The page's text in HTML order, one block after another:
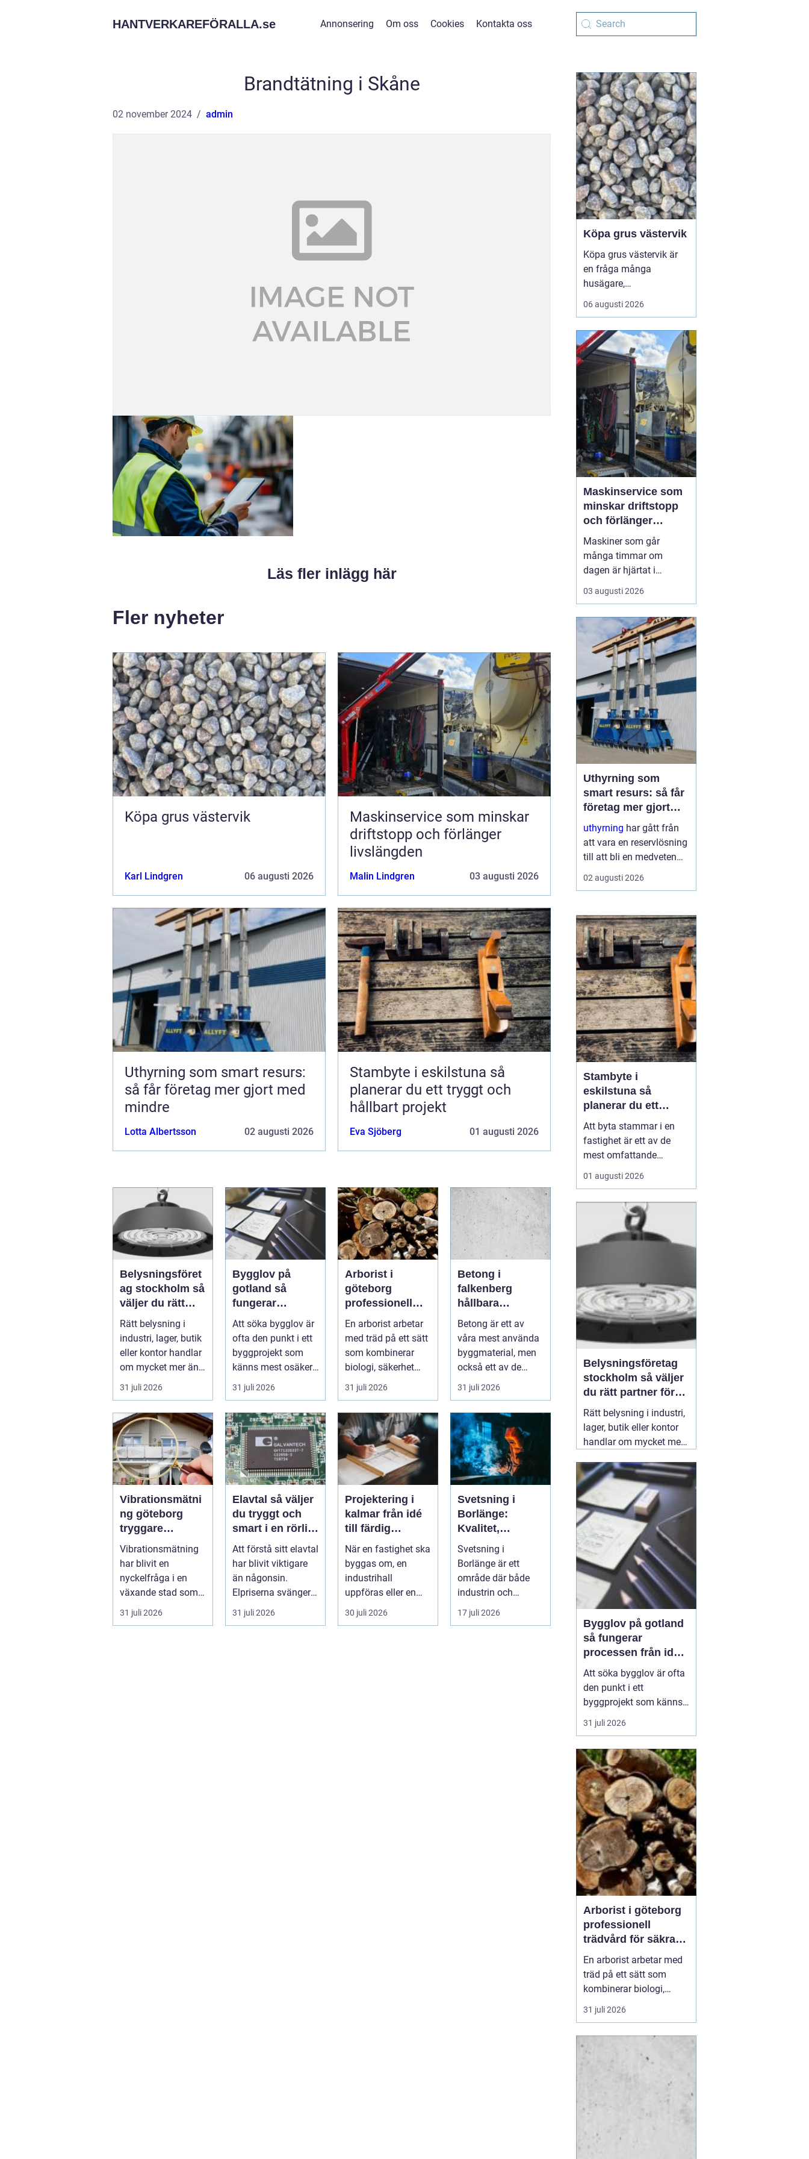
HANTVERKAREFÖRALLA.se Annonsering Om oss Cookies Kontakta oss
Brandtätning i Skåne
02 november 2024 admin
Läs fler inlägg här
Fler nyheter
Köpa grus västervik
Karl Lindgren 06 augusti 2026
Maskinservice som minskar
driftstopp och förlänger
livslängden
Malin Lindgren 03 augusti 2026
Uthyrning som smart resurs:
så får företag mer gjort med
mindre
Lotta Albertsson 02 augusti 2026
Stambyte i eskilstuna så
planerar du ett tryggt och
hållbart projekt
Eva Sjöberg 01 augusti 2026
Belysningsföret
ag stockholm så
väljer du rätt
partner för
professionell
ljussättning
Rätt belysning i
industri, lager, butik
eller kontor handlar
om mycket mer än
att bara få det
ljust....
31 juli 2026
Bygglov på
gotland så
fungerar
processen från
idé till godkänt
beslut
Att söka bygglov är
ofta den punkt i ett
byggprojekt som
känns mest osäker.
Frågorna hopar sig:
vilk...
31 juli 2026
Arborist i
göteborg
professionell
trädvård för
säkra och friska
En arborist arbetar
med träd på ett sätt
som kombinerar
biologi, säkerhet
och hantverk. I en
stad so...
31 juli 2026
Betong i
falkenberg
hållbara
lösningar för
grund, golv och
utemiljö
Betong är ett av
våra mest använda
byggmaterial, men
också ett av de
mest
missförstådda.
Många tänke...
31 juli 2026
Vibrationsmätni
ng göteborg
tryggare
markarbeten i
tät stadsmiljö
Vibrationsmätning
har blivit en
nyckelfråga i en
växande stad som
Göteborg. När nya
bostäder, broar,...
31 juli 2026
Elavtal så väljer
du tryggt och
smart i en rörlig
elmarknad
Att förstå sitt elavtal
har blivit viktigare
än någonsin.
Elpriserna svänger
snabbt, nya typer av
av...
31 juli 2026
Projektering i
kalmar från idé
till färdig
lösning
När en fastighet ska
byggas om, en
industrihall
uppföras eller en
lantbruksanläggnin
g moderniseras ä...
30 juli 2026
Svetsning i
Borlänge:
Kvalitet,
precision och
hållbara
konstruktioner
Svetsning i
Borlänge är ett
område där både
industrin och
mindre verkst&a...
17 juli 2026
Köpa grus västervik
Köpa grus västervik är
en fråga många
husägare,
markentreprenörer och
fritidshusägare i
när nya projekt ska i
gång. Rätt sorts grus gör
skillnad för allt från en
enkel trädgårdsgång till
en tungt trafikerad
uppfart eller en s...
06 augusti 2026
Maskinservice som
minskar driftstopp
och förlänger
livslängden
Maskiner som går
många timmar om
dagen är hjärtat i
entreprenad, skog och
lantbruk. När de stannar,
genomtänkt
maskinservice intebara
en kostnad, utan ett sätt
a...
03 augusti 2026
Uthyrning som
smart resurs: så får
företag mer gjort
med mindre
uthyrning har gått från
att vara en reservlösning
till att bli en medveten
strategi för många
företag. I stället för att
utrustning väljer allt fler
att hyra. Det frigör både
pengar o...
02 augusti 2026
Stambyte i
eskilstuna så
planerar du ett
tryggt och hållbart
projekt
Att byta stammar i en
fastighet är ett av de
mest omfattande
ingreppen som kan
göras i ett hus.
nödvändig åtgärd för att
undvika vattenskador,
fuktproblem och
bostadsrättsföreningar,
fastighetsäga...
01 augusti 2026
Belysningsföretag
stockholm så väljer
du rätt partner för
professionell
ljussättning
Rätt belysning i industri,
lager, butik eller kontor
handlar om mycket mer
Ljuset påverkar säkerhet,
energikostnader,
produktivitet och hur en
lokal upplevs varje dag.
När företag i Stockholm
letar
31 juli 2026
Bygglov på gotland
så fungerar
processen från idé
till godkänt beslut
Att söka bygglov är ofta
den punkt i ett
byggprojekt som känns
mest osäker. Frågorna
hopar sig: vilka
länge tar det, vad säger
detaljplanen och hur
påverkas tidsplanen? På
Gotland tillkommer
dessutom särskilda
hänsyn, som kultur...
31 juli 2026
Arborist i göteborg
professionell
trädvård för säkra
och friska träd
En arborist arbetar med
träd på ett sätt som
kombinerar biologi,
säkerhet och hantverk. I
en stad som Göteborg,
med tät bebyggelse,
krävs genomtänkt
trädvård för att både
människor och träd ska
må bra. Många
fastighetsägare, bos...
31 juli 2026